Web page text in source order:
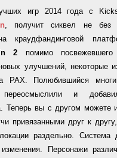
игр 2014 года с
, получит сиквел не без
краудфандинговой
2 помимо
улучшений, некоторые
PAX. Полюбившийся
переосмыслили и
Теперь вы с другом можете
привязанными друг к
раздельно. Система
изменения. Персонажи